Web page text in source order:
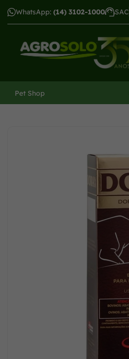
WhatsApp: (14) 3102-1000 SAC
Pet Shop
menu